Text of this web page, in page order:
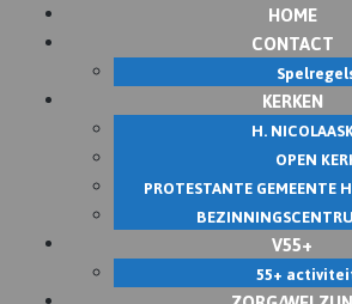
HOME
CONTACT
KERKEN
H.
OPEN
PROTESTANTE GEMEENTE
V55+
55+